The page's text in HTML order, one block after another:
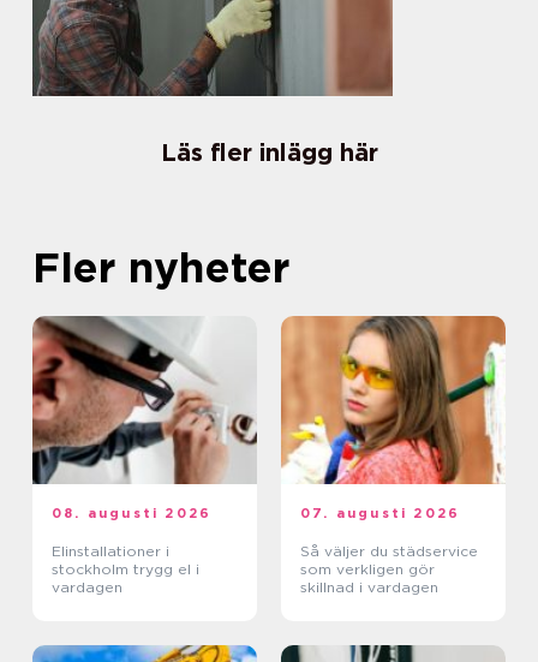
Läs fler inlägg här
Fler nyheter
08. augusti 2026
Elinstallationer i
stockholm trygg el i
vardagen
07. augusti 2026
Så väljer du städservice
som verkligen gör
skillnad i vardagen